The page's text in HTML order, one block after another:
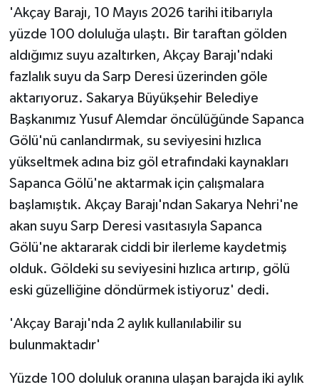
'Akçay Barajı, 10 Mayıs 2026 tarihi itibarıyla
yüzde 100 doluluğa ulaştı. Bir taraftan gölden
aldığımız suyu azaltırken, Akçay Barajı'ndaki
fazlalık suyu da Sarp Deresi üzerinden göle
aktarıyoruz. Sakarya Büyükşehir Belediye
Başkanımız Yusuf Alemdar öncülüğünde Sapanca
Gölü'nü canlandırmak, su seviyesini hızlıca
yükseltmek adına biz göl etrafındaki kaynakları
Sapanca Gölü'ne aktarmak için çalışmalara
başlamıştık. Akçay Barajı'ndan Sakarya Nehri'ne
akan suyu Sarp Deresi vasıtasıyla Sapanca
Gölü'ne aktararak ciddi bir ilerleme kaydetmiş
olduk. Göldeki su seviyesini hızlıca artırıp, gölü
eski güzelliğine döndürmek istiyoruz' dedi.
'Akçay Barajı'nda 2 aylık kullanılabilir su
bulunmaktadır'
Yüzde 100 doluluk oranına ulaşan barajda iki aylık